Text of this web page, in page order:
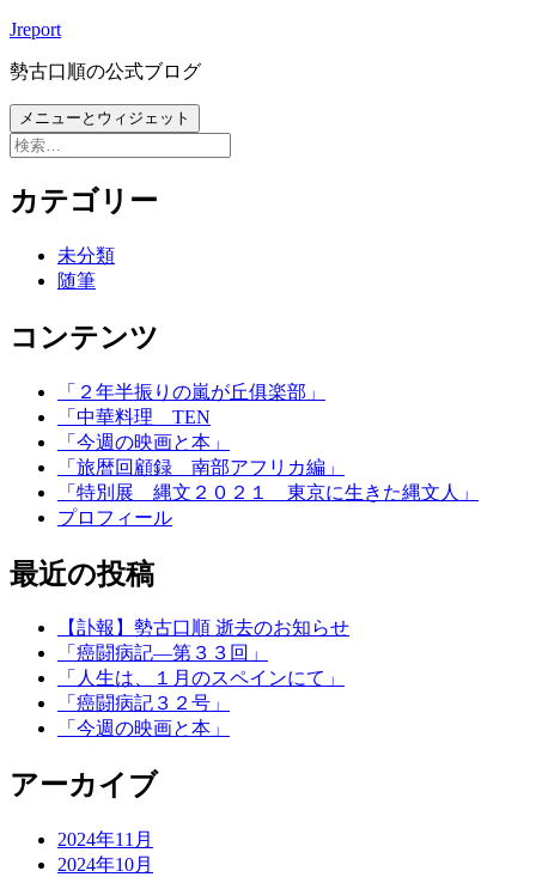
コ
テ
ン
ツ
へ
キ
Jreport
勢古口順の公式ブログ
メニューとウィジェット
検
カテゴリー
未分類
随筆
コンテンツ
「２年半振りの嵐が丘俱楽部」
「中華料理 TEN
「今週の映画と本」
「旅暦回顧録 南部アフリカ編」
「特別展 縄文２０２１ 東京に生きた縄文人」
プロフィール
最近の投稿
【訃報】勢古口順 逝去のお知らせ
「癌闘病記―第３３回」
「人生は、１月のスペインにて」
「癌闘病記３２号」
「今週の映画と本」
アーカイブ
2024年11月
2024年10月